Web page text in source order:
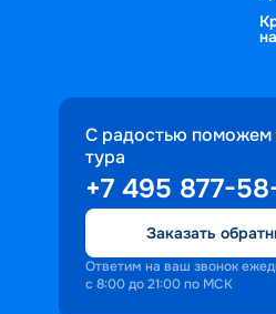
С радостью поможем
тура
+7 495 877-
Заказать
Ответим на ваш звонок
с 8:00 до 21:00 по МСК